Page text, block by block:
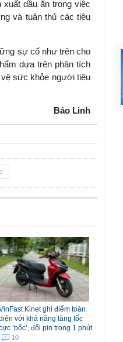
dầu ăn trong việc
và tuân thủ các tiêu
sự cố như trên cho
dựa trên phân tích
sức khỏe người tiêu
Bảo Linh
Kinet ghi điểm toàn
với khả năng tăng tốc
‘bốc’, đổi pin trong 1 phút
10